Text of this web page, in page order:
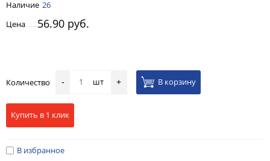
Наличие 26
Цена
56.90 руб.
Количество - шт + В корзину
Купить в 1 клик
В избранное